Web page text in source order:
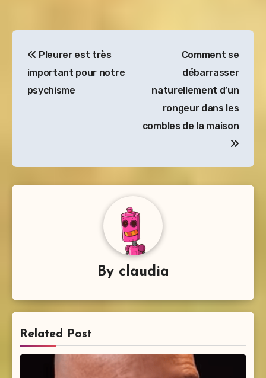
de
l’article
Pleurer est très
important pour notre
psychisme
Comment se
débarrasser
naturellement d’un
rongeur dans les
combles de la maison
By claudia
Related Post